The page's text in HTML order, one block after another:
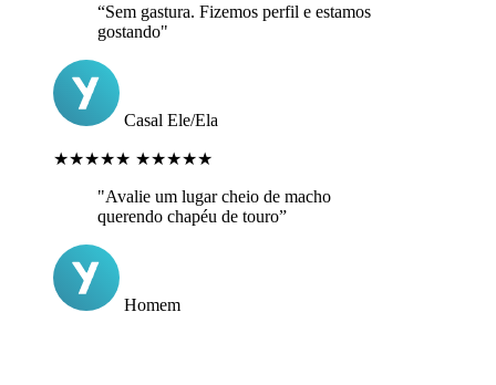
“Sem gastura. Fizemos perfil e estamos
gostando"
Casal Ele/Ela
★★★★★ ★★★★★
"Avalie um lugar cheio de macho
querendo chapéu de touro”
Homem